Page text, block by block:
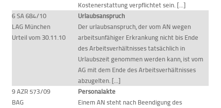
Kostenerstattung verpflichtet sein. [...]
6 SA 684/10
LAG München
Urteil vom 30.11.10
Urlaubsanspruch
Der urlaubsanspruch, der vom AN wegen
arbeitsunfähiger Erkrankung nicht bis Ende
des Arbeitsverhältnisses tatsächlich in
Urlaubszeit genommen werden kann, ist vom
AG mit dem Ende des Arbeitsverhältnisses
abzugelten. [...]
9 AZR 573/09
BAG
Personalakte
Einem AN steht nach Beendigung des